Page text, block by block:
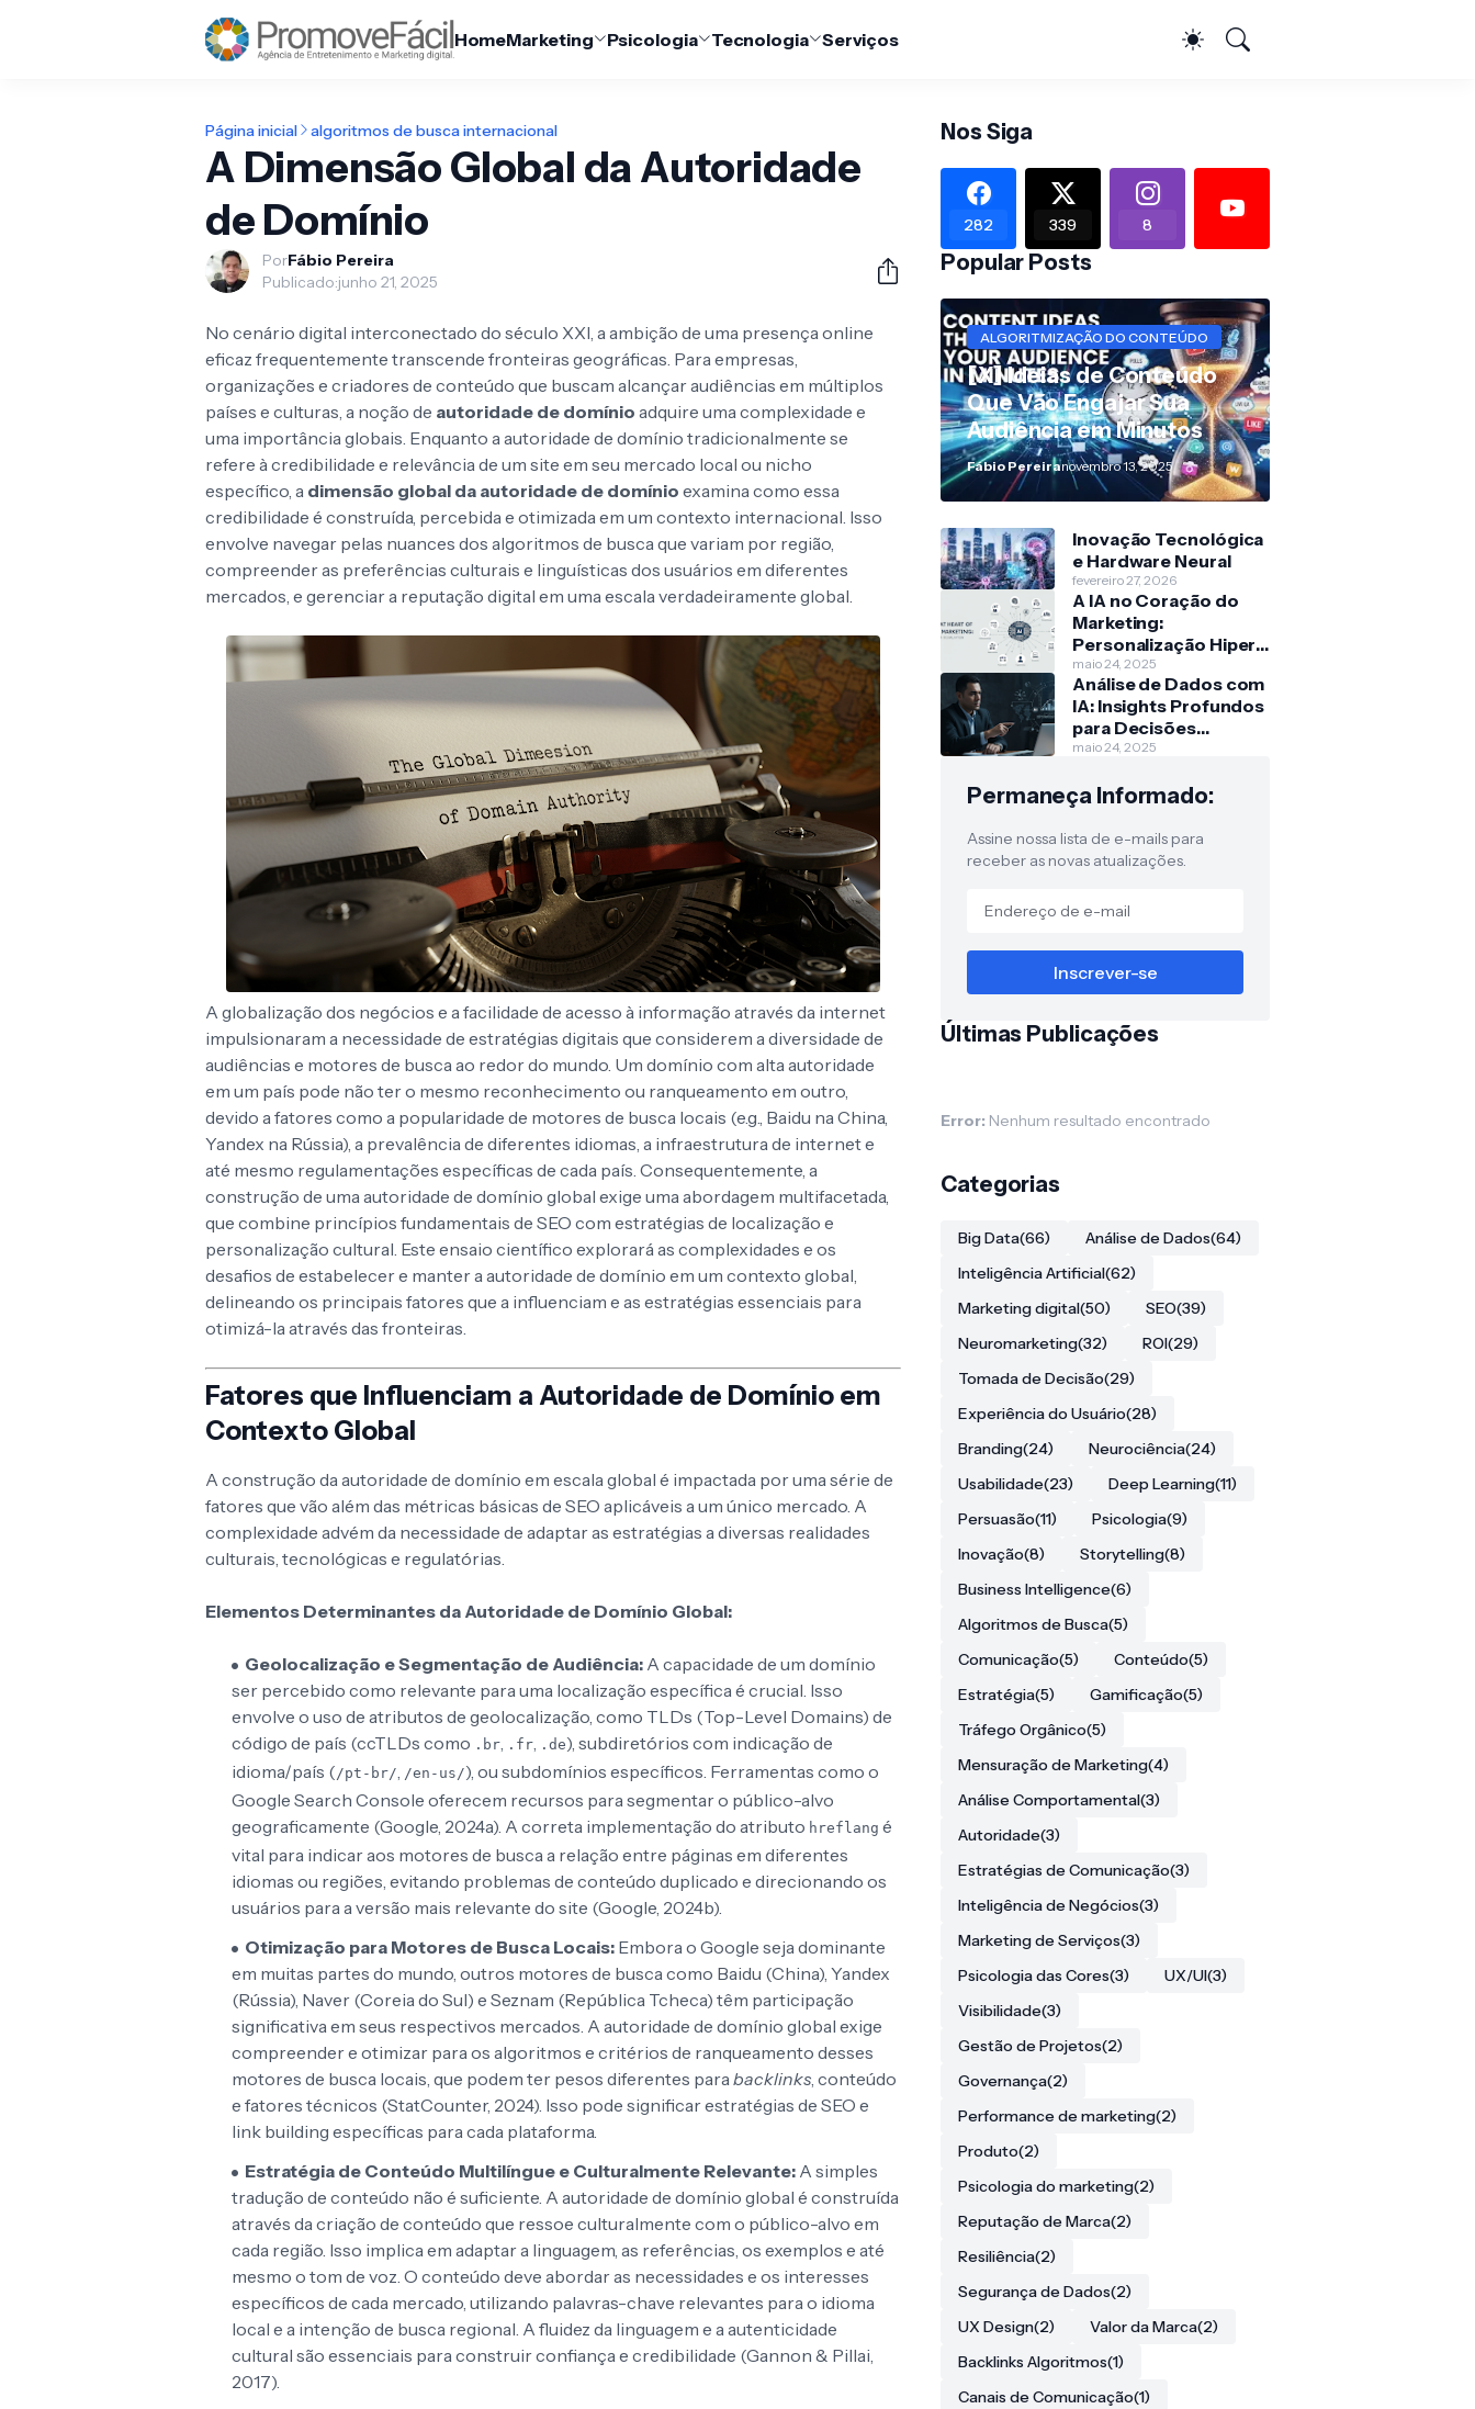
HomeMarketing Psicologia Tecnologia Serviços
Página inicial algoritmos de busca internacional
A Dimensão Global da Autoridade
de Domínio
PorFábio Pereira
Publicado:junho 21, 2025
No cenário digital interconectado do século XXI, a ambição de uma presença online
eficaz frequentemente transcende fronteiras geográficas. Para empresas,
organizações e criadores de conteúdo que buscam alcançar audiências em múltiplos
países e culturas, a noção de autoridade de domínio adquire uma complexidade e
uma importância globais. Enquanto a autoridade de domínio tradicionalmente se
refere à credibilidade e relevância de um site em seu mercado local ou nicho
específico, a dimensão global da autoridade de domínio examina como essa
credibilidade é construída, percebida e otimizada em um contexto internacional. Isso
envolve navegar pelas nuances dos algoritmos de busca que variam por região,
compreender as preferências culturais e linguísticas dos usuários em diferentes
mercados, e gerenciar a reputação digital em uma escala verdadeiramente global.
A globalização dos negócios e a facilidade de acesso à informação através da internet
impulsionaram a necessidade de estratégias digitais que considerem a diversidade de
audiências e motores de busca ao redor do mundo. Um domínio com alta autoridade
em um país pode não ter o mesmo reconhecimento ou ranqueamento em outro,
devido a fatores como a popularidade de motores de busca locais (e.g., Baidu na China,
Yandex na Rússia), a prevalência de diferentes idiomas, a infraestrutura de internet e
até mesmo regulamentações específicas de cada país. Consequentemente, a
construção de uma autoridade de domínio global exige uma abordagem multifacetada,
que combine princípios fundamentais de SEO com estratégias de localização e
personalização cultural. Este ensaio científico explorará as complexidades e os
desafios de estabelecer e manter a autoridade de domínio em um contexto global,
delineando os principais fatores que a influenciam e as estratégias essenciais para
otimizá-la através das fronteiras.
Fatores que Influenciam a Autoridade de Domínio em
Contexto Global
A construção da autoridade de domínio em escala global é impactada por uma série de
fatores que vão além das métricas básicas de SEO aplicáveis a um único mercado. A
complexidade advém da necessidade de adaptar as estratégias a diversas realidades
culturais, tecnológicas e regulatórias.
Elementos Determinantes da Autoridade de Domínio Global:
Geolocalização e Segmentação de Audiência: A capacidade de um domínio
ser percebido como relevante para uma localização específica é crucial. Isso
envolve o uso de atributos de geolocalização, como TLDs (Top-Level Domains) de
código de país (ccTLDs como .br, .fr, .de), subdiretórios com indicação de
idioma/país (/pt-br/, /en-us/), ou subdomínios específicos. Ferramentas como o
Google Search Console oferecem recursos para segmentar o público-alvo
geograficamente (Google, 2024a). A correta implementação do atributo hreflang é
vital para indicar aos motores de busca a relação entre páginas em diferentes
idiomas ou regiões, evitando problemas de conteúdo duplicado e direcionando os
usuários para a versão mais relevante do site (Google, 2024b).
Otimização para Motores de Busca Locais: Embora o Google seja dominante
em muitas partes do mundo, outros motores de busca como Baidu (China), Yandex
(Rússia), Naver (Coreia do Sul) e Seznam (República Tcheca) têm participação
significativa em seus respectivos mercados. A autoridade de domínio global exige
compreender e otimizar para os algoritmos e critérios de ranqueamento desses
motores de busca locais, que podem ter pesos diferentes parabacklinks, conteúdo
e fatores técnicos (StatCounter, 2024). Isso pode significar estratégias de SEO e
link building específicas para cada plataforma.
Estratégia de Conteúdo Multilíngue e Culturalmente Relevante: A simples
tradução de conteúdo não é suficiente. A autoridade de domínio global é construída
através da criação de conteúdo que ressoe culturalmente com o público-alvo em
cada região. Isso implica em adaptar a linguagem, as referências, os exemplos e até
mesmo o tom de voz. O conteúdo deve abordar as necessidades e os interesses
específicos de cada mercado, utilizando palavras-chave relevantes para o idioma
local e a intenção de busca regional. A fluidez da linguagem e a autenticidade
cultural são essenciais para construir confiança e credibilidade (Gannon & Pillai,
2017).
Nos Siga
282 339 8
Popular Posts
ALGORITMIZAÇÃO DO CONTEÚDO
[X] Ideias de Conteúdo
Que Vão Engajar Sua
Audiência em Minutos
Fábio Pereiranovembro 13, 2025
Inovação Tecnológica
e Hardware Neural
fevereiro 27, 2026
A IA no Coração do
Marketing:
Personalização Hiper-
Escalada
maio 24, 2025
Análise de Dados com
IA: Insights Profundos
para Decisões
Estratégicas
maio 24, 2025
Permaneça Informado:
Assine nossa lista de e-mails para
receber as novas atualizações.
Últimas Publicações
Error: Nenhum resultado encontrado
Categorias
Big Data(66) Análise de Dados(64)
Inteligência Artificial(62)
Marketing digital(50) SEO(39)
Neuromarketing(32) ROI(29)
Tomada de Decisão(29)
Experiência do Usuário(28)
Branding(24) Neurociência(24)
Usabilidade(23) Deep Learning(11)
Persuasão(11) Psicologia(9)
Inovação(8) Storytelling(8)
Business Intelligence(6)
Algoritmos de Busca(5)
Comunicação(5) Conteúdo(5)
Estratégia(5) Gamificação(5)
Tráfego Orgânico(5)
Mensuração de Marketing(4)
Análise Comportamental(3)
Autoridade(3)
Estratégias de Comunicação(3)
Inteligência de Negócios(3)
Marketing de Serviços(3)
Psicologia das Cores(3) UX/UI(3)
Visibilidade(3)
Gestão de Projetos(2)
Governança(2)
Performance de marketing(2)
Produto(2)
Psicologia do marketing(2)
Reputação de Marca(2)
Resiliência(2)
Segurança de Dados(2)
UX Design(2) Valor da Marca(2)
Backlinks Algoritmos(1)
Canais de Comunicação(1)